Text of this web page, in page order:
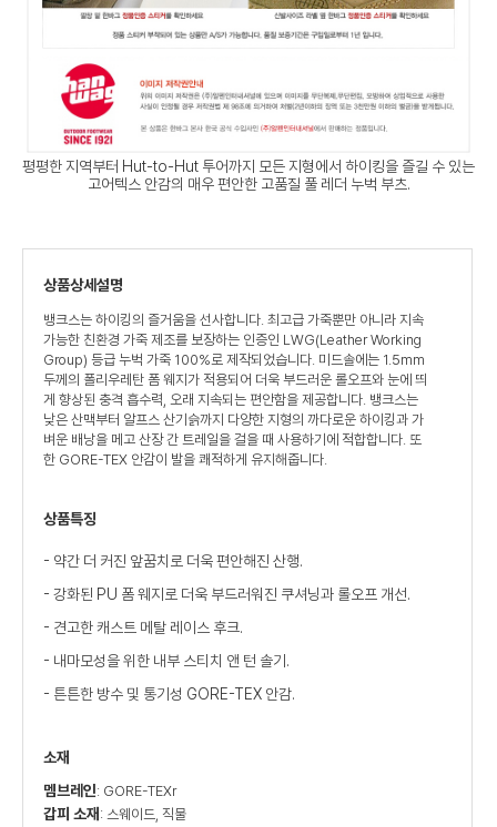
평평한 지역부터 Hut-to-Hut 투어까지 모든 지형에서 하이킹을 즐길 수 있는
고어텍스 안감의 매우 편안한 고품질 풀 레더 누벅 부츠.
상품상세설명
뱅크스는 하이킹의 즐거움을 선사합니다. 최고급 가죽뿐만 아니라 지속
가능한 친환경 가죽 제조를 보장하는 인증인 LWG(Leather Working
Group) 등급 누벅 가죽 100%로 제작되었습니다. 미드솔에는 1.5mm
두께의 폴리우레탄 폼 웨지가 적용되어 더욱 부드러운 롤오프와 눈에 띄
게 향상된 충격 흡수력, 오래 지속되는 편안함을 제공합니다. 뱅크스는
낮은 산맥부터 알프스 산기슭까지 다양한 지형의 까다로운 하이킹과 가
벼운 배낭을 메고 산장 간 트레일을 걸을 때 사용하기에 적합합니다. 또
한 GORE-TEX 안감이 발을 쾌적하게 유지해줍니다.
상품특징
- 약간 더 커진 앞꿈치로 더욱 편안해진 산행.
- 강화된 PU 폼 웨지로 더욱 부드러워진 쿠셔닝과 롤오프 개선.
- 견고한 캐스트 메탈 레이스 후크.
- 내마모성을 위한 내부 스티치 앤 턴 솔기.
- 튼튼한 방수 및 통기성 GORE-TEX 안감.
소재
멤브레인: GORE-TEXr
갑피 소재 : 스웨이드, 직물